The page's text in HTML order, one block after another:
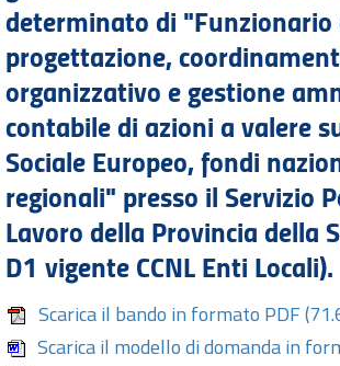
determinato di "Funzionario
progettazione,
organizzativo e gestione
contabile di azioni a valere
Sociale Europeo, fondi
regionali" presso il Servizio
Lavoro della Provincia della
D1 vigente CCNL Enti Locali).
Scarica il bando in formato PDF
Scarica il modello di domanda in